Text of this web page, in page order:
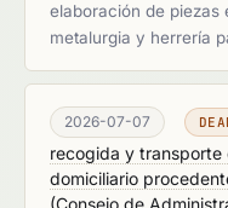
elaboración de piezas
metalurgia y herrería
2026-07-07
recogida y transporte
domiciliario
(Consejo de